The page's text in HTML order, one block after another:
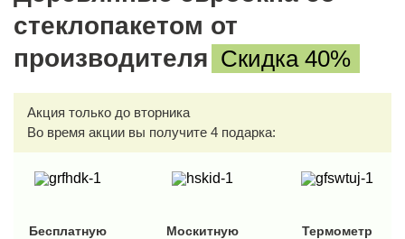
стеклопакетом от
производителя Скидка 40%
Акция только до вторника
Во время акции вы получите 4 подарка:
Бесплатную
Москитную
Термометр